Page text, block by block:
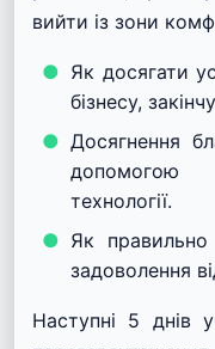
вийти із зони
Як досягати
бізнесу,
Досягнення
допомогою
технології.
Як правильно
задоволення
Наступні 5 днів